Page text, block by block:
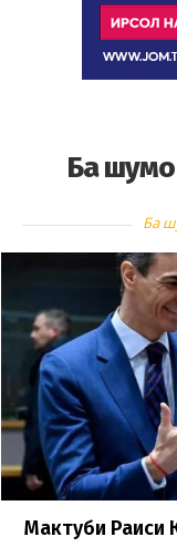
Ба шумо
Ба
Мактуби Раиси